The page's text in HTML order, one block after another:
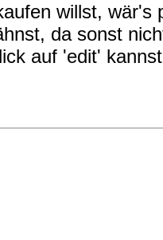
willst,
da sonst
auf 'edit'